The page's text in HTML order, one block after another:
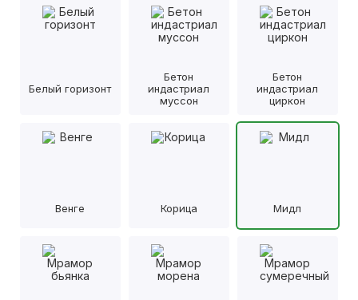
Белый горизонт
Бетон
индастриал
муссон
Бетон
индастриал
циркон
Венге Корица Мидл